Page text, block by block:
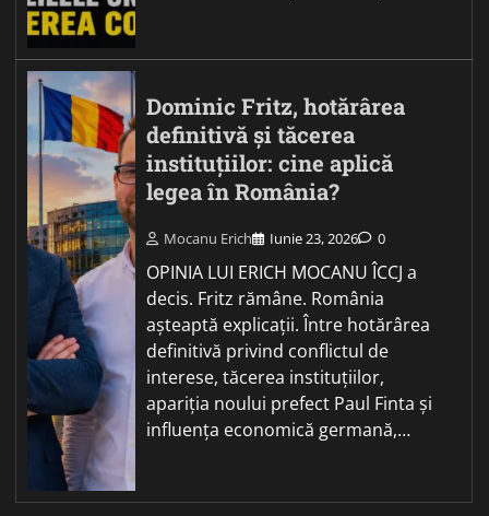
Dominic Fritz, hotărârea
definitivă și tăcerea
instituțiilor: cine aplică
legea în România?
Mocanu Erich Iunie 23, 2026 0
OPINIA LUI ERICH MOCANU ÎCCJ a
decis. Fritz rămâne. România
așteaptă explicații. Între hotărârea
definitivă privind conflictul de
interese, tăcerea instituțiilor,
apariția noului prefect Paul Finta și
influența economică germană,…